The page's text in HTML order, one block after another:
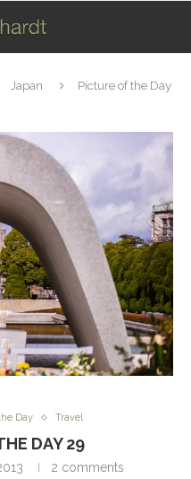
Japan
Picture of the Day
Day Travel
DAY 29
2 comments